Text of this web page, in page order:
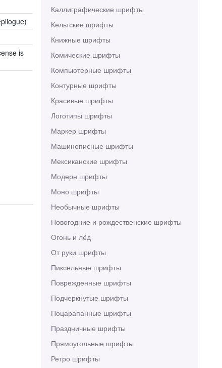
Каллиграфические шрифты
Кельтские шрифты
Книжные шрифты
Комические шрифты
Компьютерные шрифты
Контурные шрифты
Красивые шрифты
Логотипы шрифты
Маркер шрифты
Машинописные шрифты
Мексиканские шрифты
Модерн шрифты
Моно шрифты
Необычные шрифты
Новогодние и рождественские шрифты
Огонь и лёд
От руки шрифты
Пиксельные шрифты
Поврежденные шрифты
Подчеркнутые шрифты
Поцарапанные шрифты
Праздничные шрифты
Прямоугольные шрифты
Ретро шрифты
is